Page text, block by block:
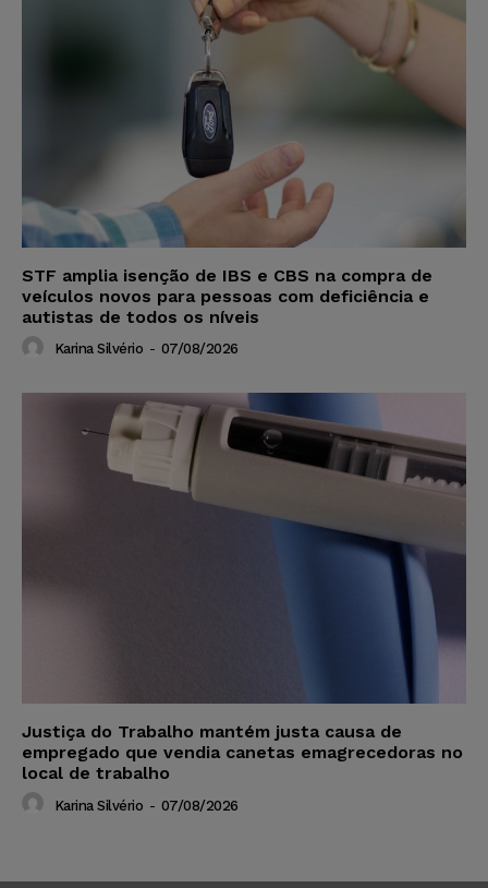
STF amplia isenção de IBS e CBS na compra de
veículos novos para pessoas com deficiência e
autistas de todos os níveis
Karina Silvério - 07/08/2026
Justiça do Trabalho mantém justa causa de
empregado que vendia canetas emagrecedoras no
local de trabalho
Karina Silvério - 07/08/2026